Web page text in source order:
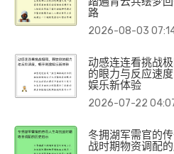
路
2026-08-03
动感连连看挑战
的眼力与反应速
娱乐新体验
2026-07-22
冬拥湖军需官的
战时期物资调配